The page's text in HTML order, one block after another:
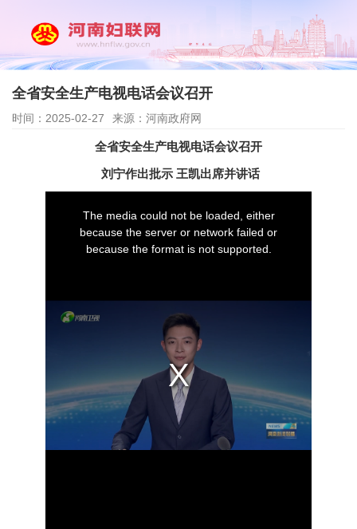
全省安全生产电视电话会议召开
时间：2025-02-27 来源：河南政府网
全省安全生产电视电话会议召开
刘宁作出批示 王凯出席并讲话